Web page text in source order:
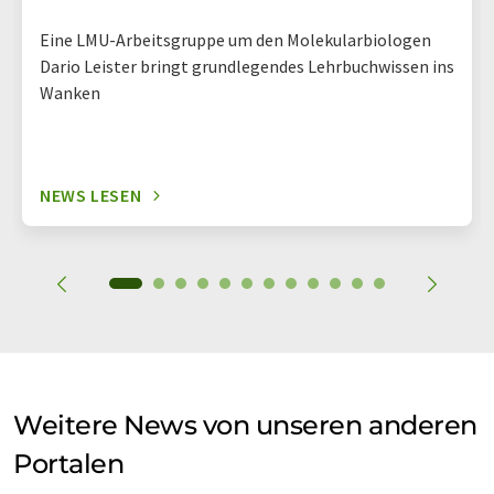
Eine LMU-Arbeitsgruppe um den Molekularbiologen
Dario Leister bringt grundlegendes Lehrbuchwissen ins
Wanken
NEWS LESEN
Weitere News von unseren anderen
Portalen